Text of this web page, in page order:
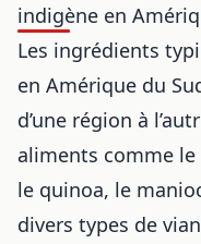
indigène en
Les ingrédients
en Amérique du
d’une région à
aliments comme
le quinoa, le
divers types de